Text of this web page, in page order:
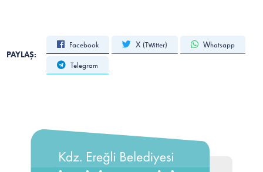
PAYLAŞ:
Facebook X (Twitter) Whatsapp
Telegram